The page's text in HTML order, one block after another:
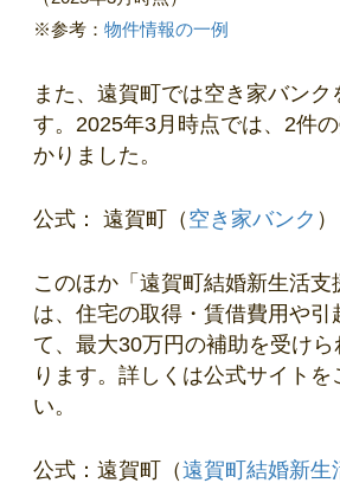
※参考： 物件情報の一例
また、遠賀町では空き家バンク
す。2025年3月時点では、2件
かりました。
公式： 遠賀町（ 空き家バンク ）
このほか「遠賀町結婚新生活支
は、住宅の取得・賃借費用や引
て、最大30万円の補助を受け
ります。詳しくは公式サイトを
い。
公式：遠賀町（遠賀町結婚新生